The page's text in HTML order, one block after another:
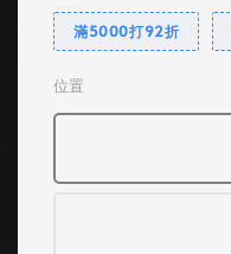
滿5000打92折
位置